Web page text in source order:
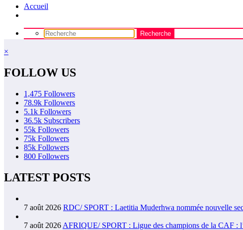
Accueil
×
FOLLOW US
1,475 Followers
78.9k Followers
5.1k Followers
36.5k Subscribers
55k Followers
75k Followers
85k Followers
800 Followers
LATEST POSTS
7 août 2026 RDC/ SPORT : Laetitia Muderhwa nommée nouvelle
7 août 2026 AFRIQUE/ SPORT : Ligue des champions de la CAF :